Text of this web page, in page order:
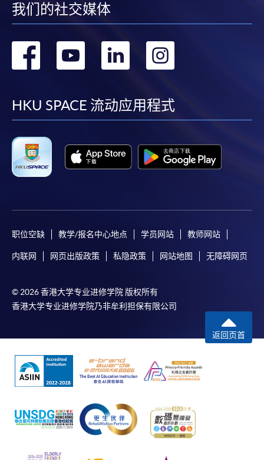
我们的社交媒体
转
facebook
转
youtube
转
linkedin
转
HKU SPACE 流动应用程式
职位空缺 教学/报名中心地点 学员网站 教师网站
内联网 网页出版政策 私隐政策 网站地图 无障碍网页
© 2026 香港大学专业进修学院 版权所有
香港大学专业进修学院乃非牟利担保有限公司
返回页首